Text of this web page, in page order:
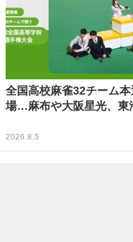
全国高校麻雀32チーム本
場…麻布や大阪星光、東
2026.8.5